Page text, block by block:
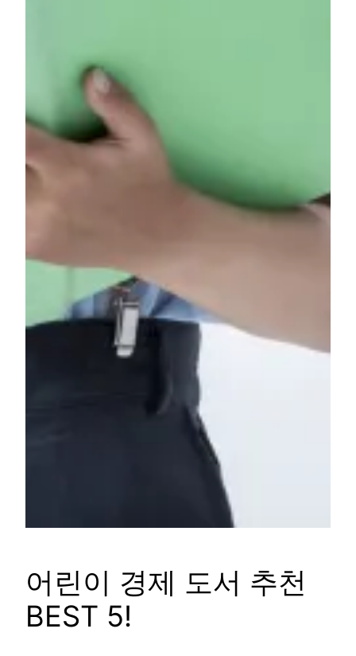
어린이 경제 도서 추천
BEST 5!